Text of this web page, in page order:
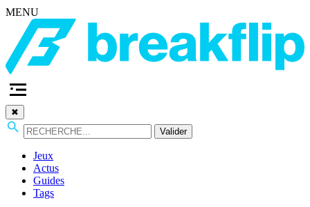
MENU
✖
Valider
Jeux
Actus
Guides
Tags